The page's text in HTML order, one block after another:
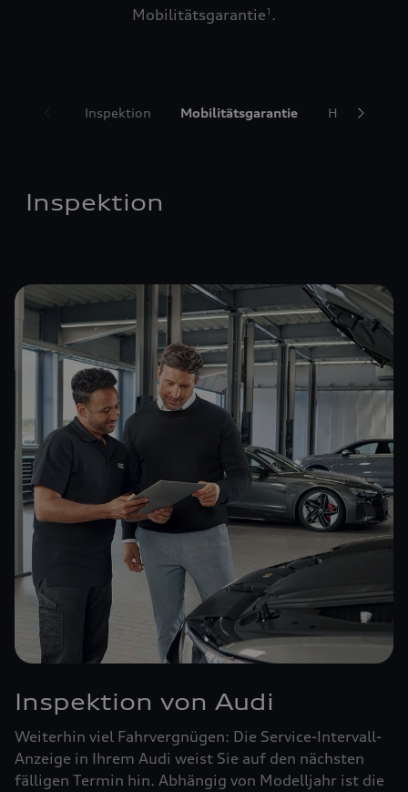
Mobilitätsgarantie1 .
Inspektion Mobilitätsgarantie Hol- und
Inspektion
Inspektion von Audi
Weiterhin viel Fahrvergnügen: Die Service-Intervall-
Anzeige in Ihrem Audi weist Sie auf den nächsten
fälligen Termin hin. Abhängig von Modelljahr ist die